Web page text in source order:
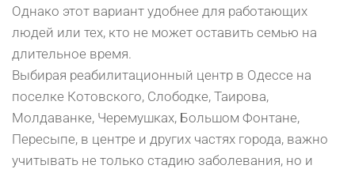
Однако этот вариант удобнее для работающих
людей или тех, кто не может оставить семью на
длительное время.
Выбирая реабилитационный центр в Одессе на
поселке Котовского, Слободке, Таирова,
Молдаванке, Черемушках, Большом Фонтане,
Пересыпе, в центре и других частях города, важно
учитывать не только стадию заболевания, но и